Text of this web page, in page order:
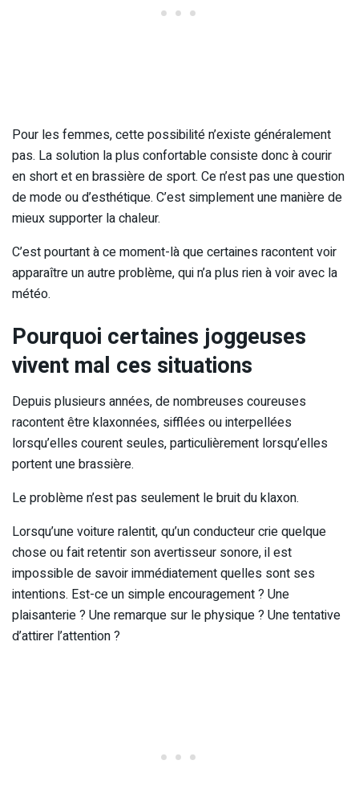
Pour les femmes, cette possibilité n’existe généralement
pas. La solution la plus confortable consiste donc à courir
en short et en brassière de sport. Ce n’est pas une question
de mode ou d’esthétique. C’est simplement une manière de
mieux supporter la chaleur.
C’est pourtant à ce moment-là que certaines racontent voir
apparaître un autre problème, qui n’a plus rien à voir avec la
météo.
Pourquoi certaines joggeuses
vivent mal ces situations
Depuis plusieurs années, de nombreuses coureuses
racontent être klaxonnées, sifflées ou interpellées
lorsqu’elles courent seules, particulièrement lorsqu’elles
portent une brassière.
Le problème n’est pas seulement le bruit du klaxon.
Lorsqu’une voiture ralentit, qu’un conducteur crie quelque
chose ou fait retentir son avertisseur sonore, il est
impossible de savoir immédiatement quelles sont ses
intentions. Est-ce un simple encouragement ? Une
plaisanterie ? Une remarque sur le physique ? Une tentative
d’attirer l’attention ?